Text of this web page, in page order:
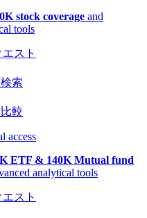
stock coverage and
tools
スト
索
較
access
ETF & 140K Mutual fund
analytical tools
スト